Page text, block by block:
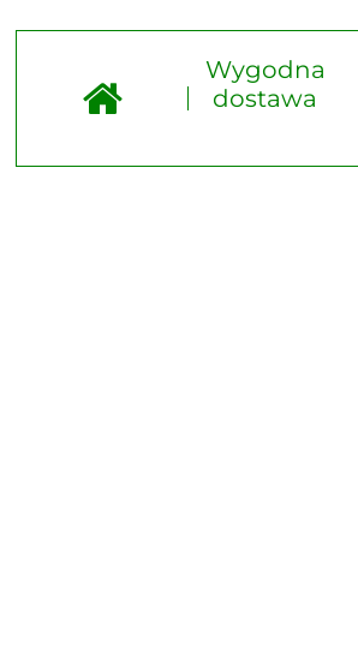
Wygodna
dostawa